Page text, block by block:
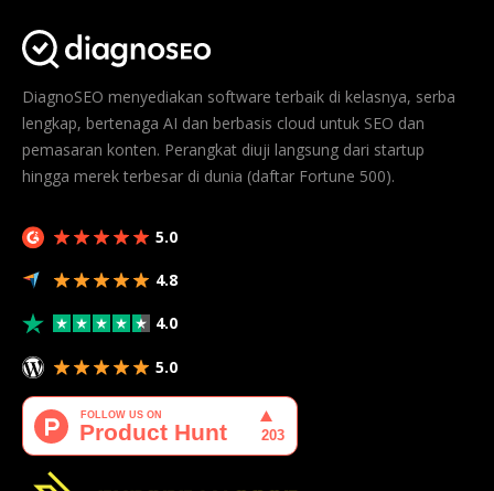
DiagnoSEO menyediakan software terbaik di kelasnya, serba
lengkap, bertenaga AI dan berbasis cloud untuk SEO dan
pemasaran konten. Perangkat diuji langsung dari startup
hingga merek terbesar di dunia (daftar Fortune 500).
5.0
4.8
4.0
5.0